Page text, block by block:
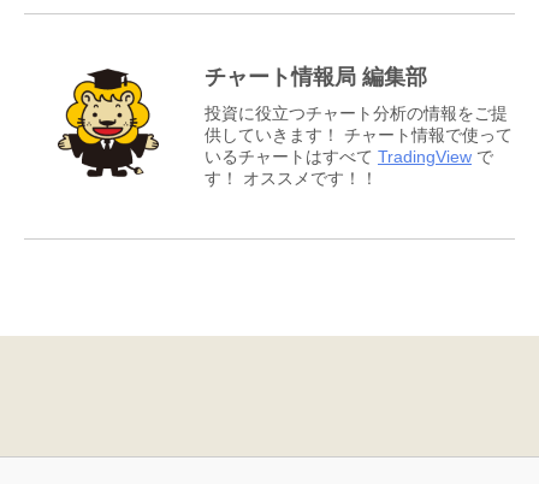
チャート情報局 編集部
投資に役立つチャート分析の情報をご提
供していきます！ チャート情報で使って
いるチャートはすべて TradingView で
す！ オススメです！！